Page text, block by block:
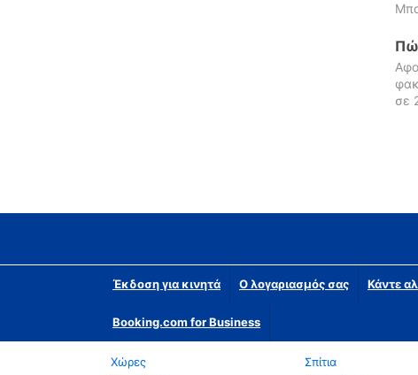
σε
Έκδοση για κινητά Ο λογαριασμός σας Κάντε
Booking.com for Business
Χώρες
Σπίτια